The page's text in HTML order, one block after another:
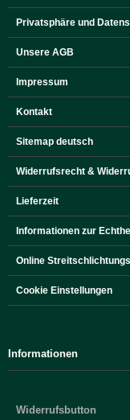
Privatsphäre und
Unsere AGB
Impressum
Kontakt
Sitemap deutsch
Widerrufsrecht &
Lieferzeit
Informationen zur
Online
Cookie Einstellungen
Informationen
Widerrufsbutton